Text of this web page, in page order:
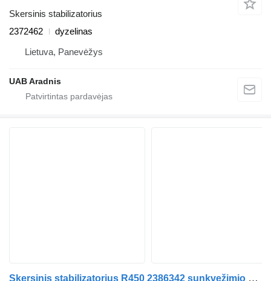
Skersinis stabilizatorius
2372462
dyzelinas
Lietuva, Panevėžys
UAB Aradnis
Skersinis stabilizatorius R450 2386342 sunkvežimio Scania L,P,G,R,S series